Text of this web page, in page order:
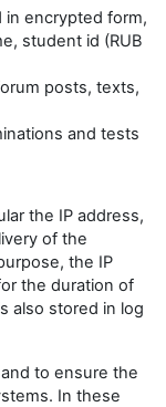
in encrypted form,
student id (RUB
posts, texts,
and tests
the IP address,
of the
the IP
the duration of
also stored in log
to ensure the
In these